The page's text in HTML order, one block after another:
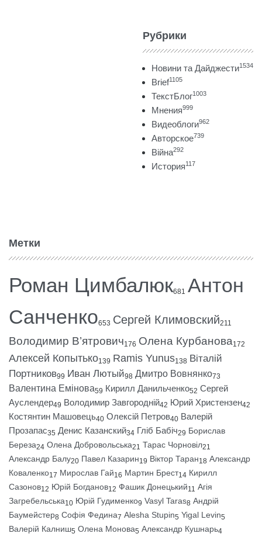
Рубрики
Новини та Дайджести1534
Brief1105
ТекстБлог1003
Мнения999
Видеоблоги962
Авторское739
Війна292
История117
Метки
Роман Цимбалюк681 Антон
Санченко653 Сергей Климовский211
Володимир В’ятрович176 Олена Курбанова172
Алексей Копытько139 Ramis Yunus138 Віталій
Портников99 Иван Лютый98 Дмитро Вовнянко73
Валентина Емінова59 Кирилл Данильченко52 Сергей
Ауслендер49 Володимир Завгородній42 Юрий Христензен42
Костянтин Машовець40 Олексій Петров40 Валерій
Прозапас35 Денис Казанский34 Гліб Бабіч29 Борислав
Береза24 Олена Добровольська21 Тарас Чорновіл21
Александр Балу20 Павел Казарин19 Віктор Таран18 Александр
Коваленко17 Мирослав Гай16 Мартин Брест14 Кирилл
Сазонов12 Юрій Богданов12 Фашик Донецький11 Агія
Загребельська10 Юрій Гудименко9 Vasyl Taras8 Андрій
Баумейстер8 Софія Федина7 Alesha Stupin5 Yigal Levin5
Валерій Калниш5 Олена Монова5 Александр Кушнарь4